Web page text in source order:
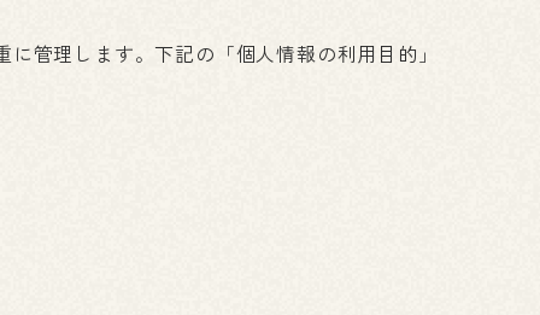
管理します。下記の「個人情報の利用目的」